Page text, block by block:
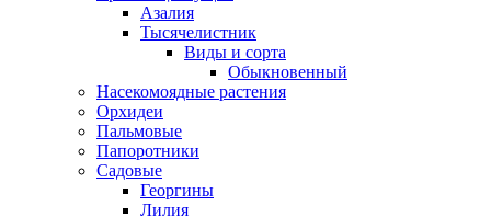
Азалия
Тысячелистник
Виды и сорта
Обыкновенный
Насекомоядные растения
Орхидеи
Пальмовые
Папоротники
Садовые
Георгины
Лилия